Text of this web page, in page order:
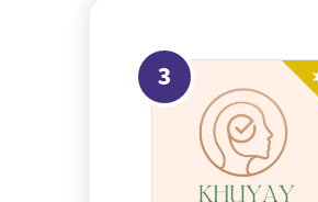
3